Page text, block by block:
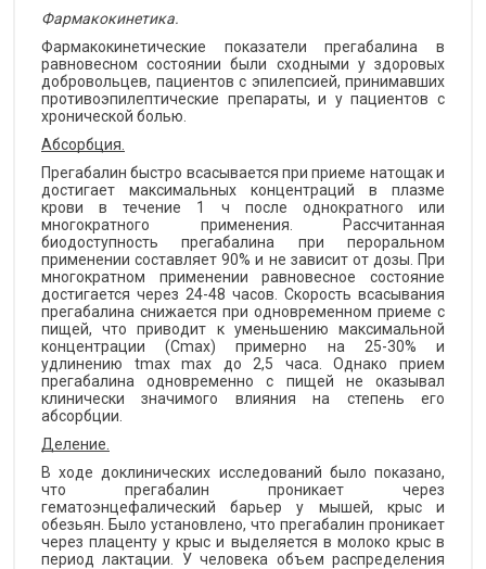
Фармакокинетика.
Фармакокинетические показатели прегабалина в
равновесном состоянии были сходными у здоровых
добровольцев, пациентов с эпилепсией, принимавших
противоэпилептические препараты, и у пациентов с
хронической болью.
Абсорбция.
Прегабалин быстро всасывается при приеме натощак и
достигает максимальных концентраций в плазме
крови в течение 1 ч после однократного или
многократного применения. Рассчитанная
биодоступность прегабалина при пероральном
применении составляет 90% и не зависит от дозы. При
многократном применении равновесное состояние
достигается через 24-48 часов. Скорость всасывания
прегабалина снижается при одновременном приеме с
пищей, что приводит к уменьшению максимальной
концентрации (Cmax) примерно на 25-30% и
удлинению tmax max до 2,5 часа. Однако прием
прегабалина одновременно с пищей не оказывал
клинически значимого влияния на степень его
абсорбции.
Деление.
В ходе доклинических исследований было показано,
что прегабалин проникает через
гематоэнцефалический барьер у мышей, крыс и
обезьян. Было установлено, что прегабалин проникает
через плаценту у крыс и выделяется в молоко крыс в
период лактации. У человека объем распределения